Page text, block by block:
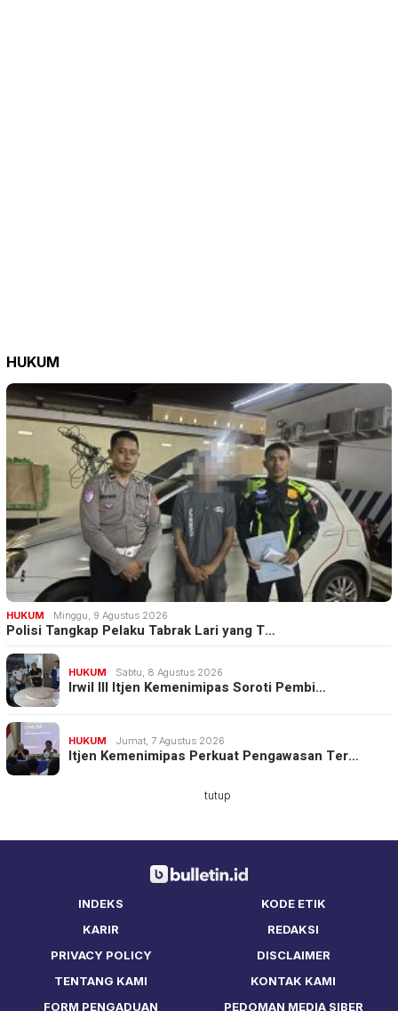
HUKUM
HUKUM Minggu, 9 Agustus 2026
Polisi Tangkap Pelaku Tabrak Lari yang T…
HUKUM Sabtu, 8 Agustus 2026
Irwil III Itjen Kemenimipas Soroti Pembi…
HUKUM Jumat, 7 Agustus 2026
Itjen Kemenimipas Perkuat Pengawasan Ter…
INDEKS
KODE ETIK
KARIR
REDAKSI
PRIVACY POLICY
DISCLAIMER
TENTANG KAMI
KONTAK KAMI
FORM PENGADUAN
PEDOMAN MEDIA SIBER
tutup